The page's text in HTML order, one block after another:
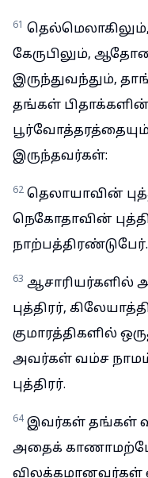
61
கேருபிலும்,
இருந்துவந்தும்,
தங்கள்
இருந்தவர்கள்:
62 தெலாயாவின்
நெகோதாவின்
நாற்பத்திரண்டுபேர்.
63 ஆசாரியர்களில்
புத்திரர்,
குமாரத்திகளில்
அவர்கள் வம்ச நாமம்
புத்திரர்.
64 இவர்கள் தங்கள்
அதைக்
விலக்கமானவர்கள்